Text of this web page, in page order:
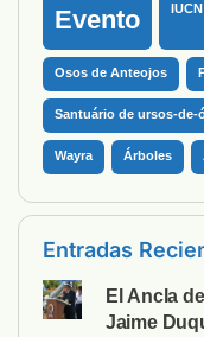
Evento IUCN
Osos de Anteojos
Santuário de ursos-de-
Wayra Árboles
Entradas
El Ancla
Jaime